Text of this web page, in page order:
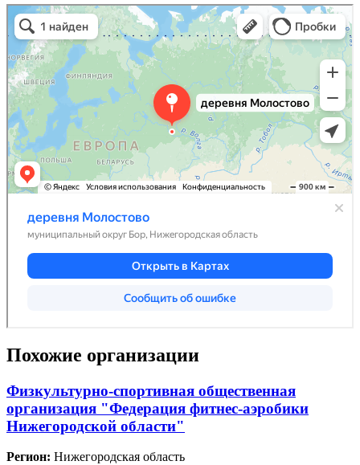
Похожие организации
Физкультурно-спортивная общественная
организация "Федерация фитнес-аэробики
Нижегородской области"
Регион: Нижегородская область